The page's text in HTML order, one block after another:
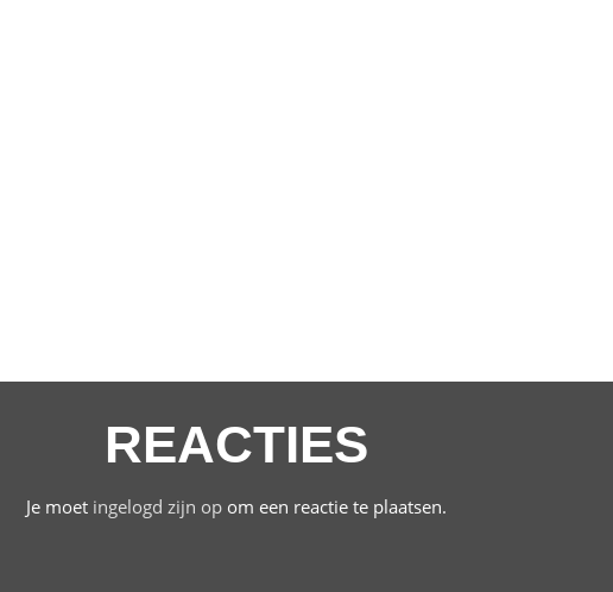
REACTIES
Je moet ingelogd zijn opom een reactie te plaatsen.